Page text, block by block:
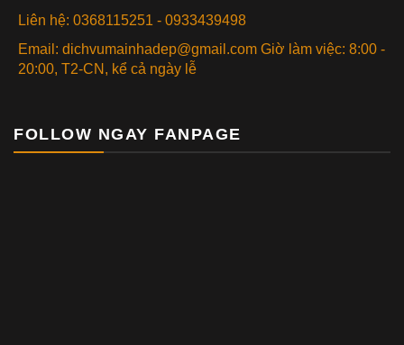
Liên hệ: 0368115251 - 0933439498
Email: dichvumainhadep@gmail.com Giờ làm việc: 8:00 -
20:00, T2-CN, kể cả ngày lễ
FOLLOW NGAY FANPAGE